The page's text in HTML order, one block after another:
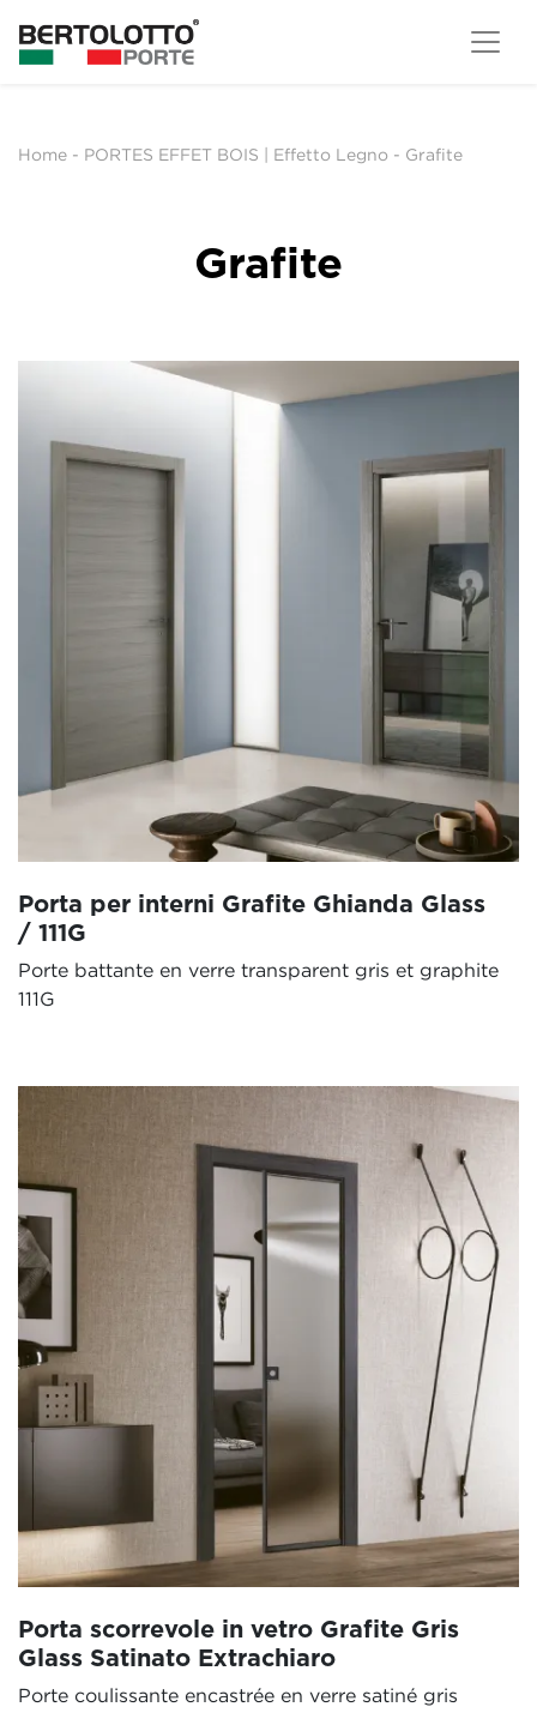
Home - PORTES EFFET BOIS | Effetto Legno - Grafite
Grafite
Porta per interni Grafite Ghianda Glass
/ 111G
Porte battante en verre transparent gris et graphite
111G
Porta scorrevole in vetro Grafite Gris
Glass Satinato Extrachiaro
Porte coulissante encastrée en verre satiné gris